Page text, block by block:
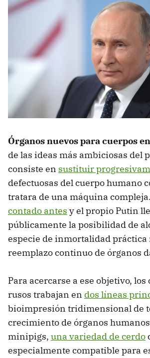
Órganos nuevos para cuerpos
de las ideas más ambiciosas del
consiste en sustituir
defectuosas del cuerpo humano
tratara de una máquina
contado antes y el propio Putin
públicamente la posibilidad de
especie de inmortalidad práctica
reemplazo continuo de órganos
Para acercarse a ese objetivo,
rusos trabajan en dos líneas
bioimpresión tridimensional de
crecimiento de órganos
minipigs, una variedad de cerdo
especialmente compatible para